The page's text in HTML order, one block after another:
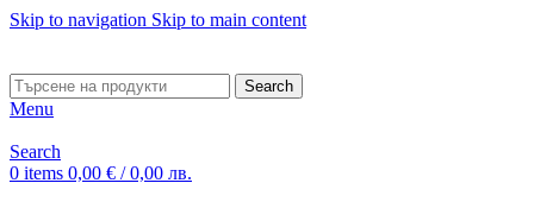
Skip to navigation Skip to main content
Search
Menu
Search
0 items 0,00 € / 0,00 лв.